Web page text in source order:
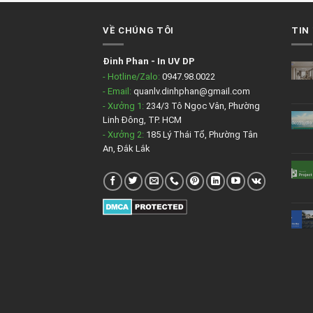
VỀ CHÚNG TÔI
Đinh Phan - In UV DP
- Hotline/Zalo: 0947.98.0022
- Email: quanlv.dinhphan@gmail.com
- Xưởng 1: 234/3 Tô Ngọc Vân, Phường
Linh Đông, TP. HCM
- Xưởng 2: 185 Lý Thái Tổ, Phường Tân
An, Đắk Lắk
TIN